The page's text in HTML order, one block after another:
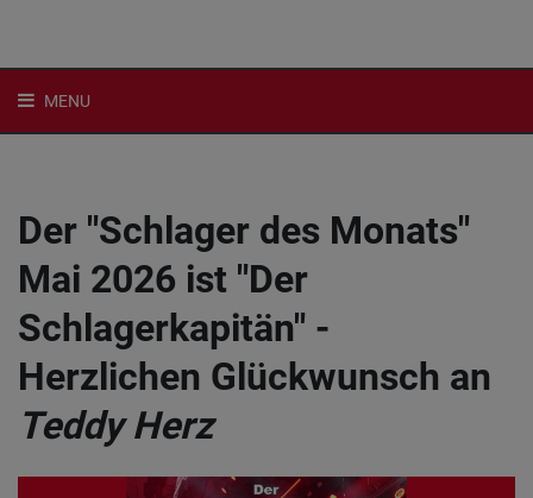
MENU
Der "Schlager des Monats"
Mai 2026 ist "Der
Schlagerkapitän" -
Herzlichen Glückwunsch an
Teddy Herz